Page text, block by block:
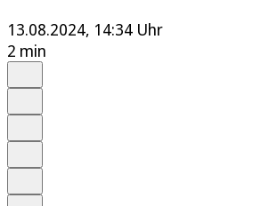
13.08.2024, 14:34 Uhr
2 min